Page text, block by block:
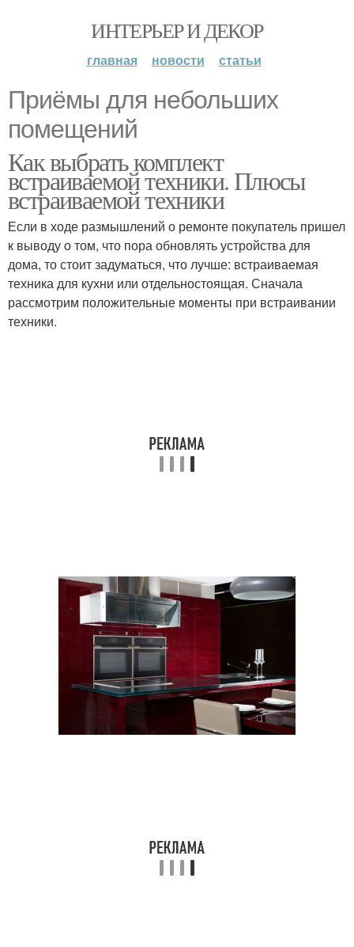
ИНТЕРЬЕР И ДЕКОР
главная новости статьи
Приёмы для небольших
помещений
Как выбрать комплект
встраиваемой техники. Плюсы
встраиваемой техники
Если в ходе размышлений о ремонте покупатель пришел
к выводу о том, что пора обновлять устройства для
дома, то стоит задуматься, что лучше: встраиваемая
техника для кухни или отдельностоящая. Сначала
рассмотрим положительные моменты при встраивании
техники.